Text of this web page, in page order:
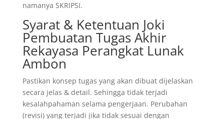
namanya SKRIPSI.
Syarat & Ketentuan Joki
Pembuatan Tugas Akhir
Rekayasa Perangkat Lunak
Ambon
Pastikan konsep tugas yang akan dibuat dijelaskan
secara jelas & detail. Sehingga tidak terjadi
kesalahpahaman selama pengerjaan. Perubahan
(revisi) yang terjadi jika tidak sesuai dengan